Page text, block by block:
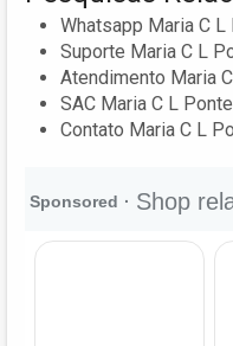
Whatsapp Maria C L
Suporte Maria C L
Atendimento Maria
SAC Maria C L
Contato Maria C L